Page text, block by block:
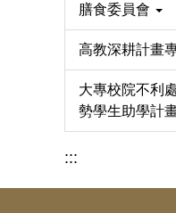
膳食委員會
高教深耕計畫
大專校院不利
勢學生助學計
:::